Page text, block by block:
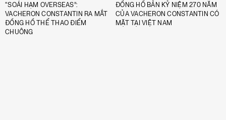
“SOÁI HẠM OVERSEAS”:
VACHERON CONSTANTIN RA MẮT
ĐỒNG HỒ THỂ THAO ĐIỂM
CHUÔNG
ĐỒNG HỒ BẢN KỶ NIỆM 270 NĂM
CỦA VACHERON CONSTANTIN CÓ
MẶT TẠI VIỆT NAM